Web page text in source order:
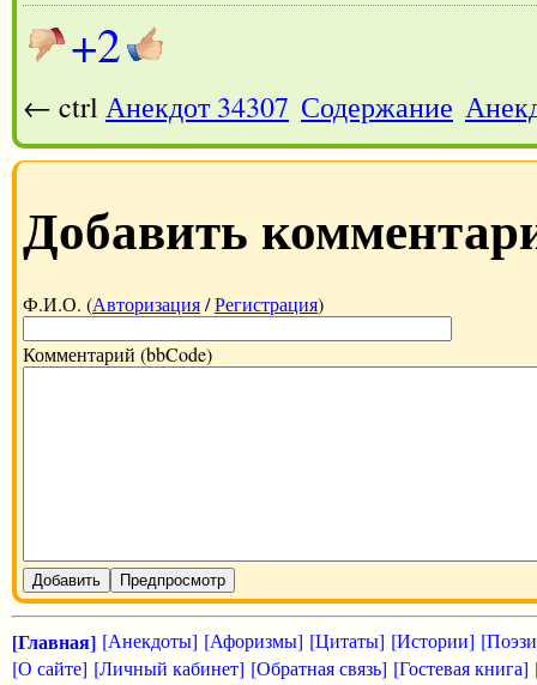
+2
← ctrl Анекдот 34307 Содержание
Добавить
Ф.И.О. (Авторизация/Регистрация)
Комментарий (bbCode)
Добавить Предпросмотр
[Главная] [Анекдоты] [Афоризмы] [Цитаты] [Истории]
[О сайте] [Личный кабинет] [Обратная связь] [Гостевая книга]